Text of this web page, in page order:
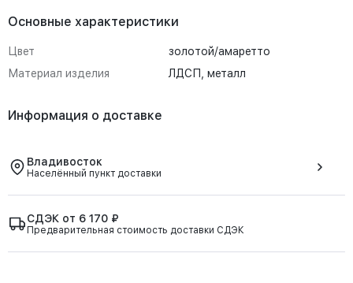
Основные характеристики
Цвет
золотой/амаретто
Материал изделия
ЛДСП, металл
Информация о доставке
Владивосток
Населённый пункт доставки
СДЭК от 6 170 ₽
Предварительная стоимость доставки СДЭК